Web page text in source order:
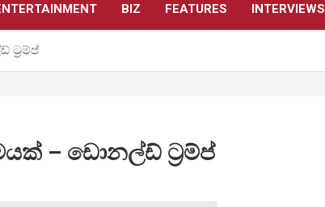
BIZ FEATURES INTERVIEWS
ට්‍රම්ප්
– ඩොනල්ඩ් ට්‍රම්ප්